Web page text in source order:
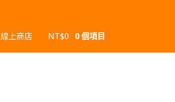
線上商店 NT$0 0 個項目